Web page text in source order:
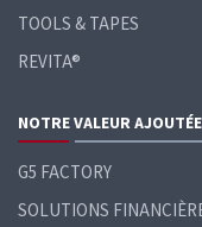
TOOLS & TAPES
REVITA®
NOTRE VALEUR AJOUTÉE
G5 FACTORY
SOLUTIONS